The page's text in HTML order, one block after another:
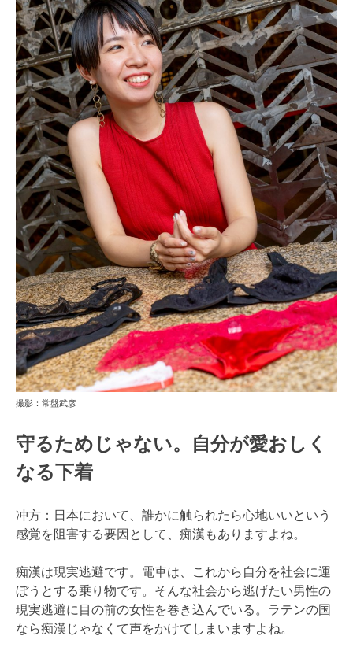
撮影：常盤武彦
守るためじゃない。自分が愛おしく
なる下着
冲方：日本において、誰かに触られたら心地いいという
感覚を阻害する要因として、痴漢もありますよね。
痴漢は現実逃避です。電車は、これから自分を社会に運
ぼうとする乗り物です。そんな社会から逃げたい男性の
現実逃避に目の前の女性を巻き込んでいる。ラテンの国
なら痴漢じゃなくて声をかけてしまいますよね。